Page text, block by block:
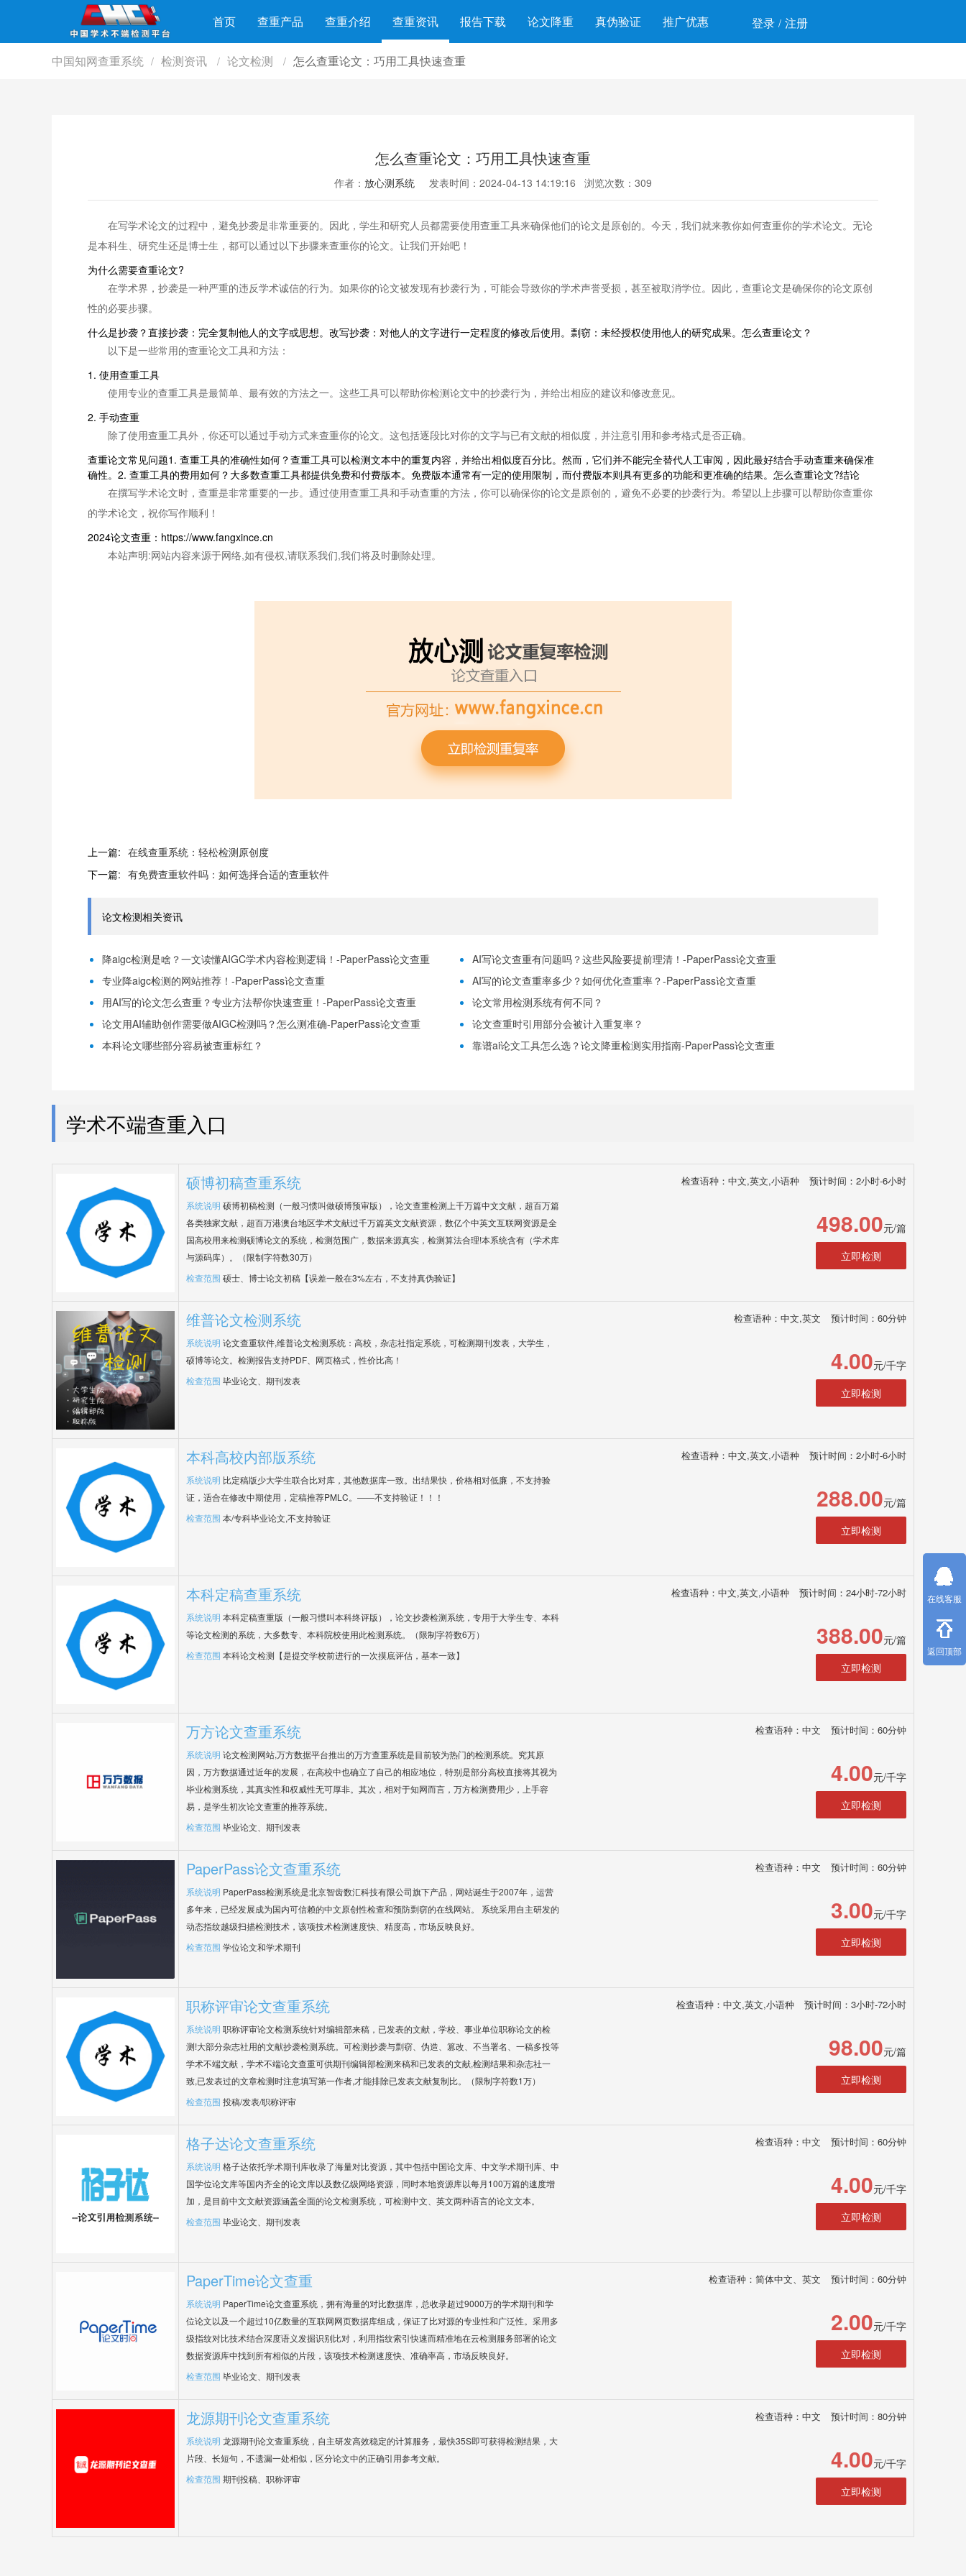
首页 查重产品 查重介绍 查重资讯 报告下载 论文降重 真伪验证 推广优惠 登录 / 注册
中国知网查重系统 / 检测资讯 / 论文检测 / 怎么查重论文：巧用工具快速查重
怎么查重论文：巧用工具快速查重
作者： 放心测系统 发表时间：2024-04-13 14:19:16 浏览次数：309
在写学术论文的过程中，避免抄袭是非常重要的。因此，学生和研究人员都需要使用查重工具来确保他们的论文是原创的。今天，我们就来教你如何查重你的学术论文。无论
是本科生、研究生还是博士生，都可以通过以下步骤来查重你的论文。让我们开始吧！
为什么需要查重论文?
在学术界，抄袭是一种严重的违反学术诚信的行为。如果你的论文被发现有抄袭行为，可能会导致你的学术声誉受损，甚至被取消学位。因此，查重论文是确保你的论文原创
性的必要步骤。
什么是抄袭？直接抄袭：完全复制他人的文字或思想。改写抄袭：对他人的文字进行一定程度的修改后使用。剽窃：未经授权使用他人的研究成果。怎么查重论文？
以下是一些常用的查重论文工具和方法：
1. 使用查重工具
使用专业的查重工具是最简单、最有效的方法之一。这些工具可以帮助你检测论文中的抄袭行为，并给出相应的建议和修改意见。
2. 手动查重
除了使用查重工具外，你还可以通过手动方式来查重你的论文。这包括逐段比对你的文字与已有文献的相似度，并注意引用和参考格式是否正确。
查重论文常见问题1. 查重工具的准确性如何？查重工具可以检测文本中的重复内容，并给出相似度百分比。然而，它们并不能完全替代人工审阅，因此最好结合手动查重来确保准
确性。2. 查重工具的费用如何？大多数查重工具都提供免费和付费版本。免费版本通常有一定的使用限制，而付费版本则具有更多的功能和更准确的结果。怎么查重论文?结论
在撰写学术论文时，查重是非常重要的一步。通过使用查重工具和手动查重的方法，你可以确保你的论文是原创的，避免不必要的抄袭行为。希望以上步骤可以帮助你查重你
的学术论文，祝你写作顺利！
2024论文查重：https://www.fangxince.cn
本站声明:网站内容来源于网络,如有侵权,请联系我们,我们将及时删除处理。
上一篇: 在线查重系统：轻松检测原创度
下一篇: 有免费查重软件吗：如何选择合适的查重软件
论文检测相关资讯
降aigc检测是啥？一文读懂AIGC学术内容检测逻辑！-PaperPass论文查重
AI写论文查重有问题吗？这些风险要提前理清！-PaperPass论文查重
专业降aigc检测的网站推荐！-PaperPass论文查重
AI写的论文查重率多少？如何优化查重率？-PaperPass论文查重
用AI写的论文怎么查重？专业方法帮你快速查重！-PaperPass论文查重
论文常用检测系统有何不同？
论文用AI辅助创作需要做AIGC检测吗？怎么测准确-PaperPass论文查重
论文查重时引用部分会被计入重复率？
本科论文哪些部分容易被查重标红？
靠谱ai论文工具怎么选？论文降重检测实用指南-PaperPass论文查重
学术不端查重入口
硕博初稿查重系统 检查语种：中文,英文,小语种 预计时间：2小时-6小时
系统说明 硕博初稿检测（一般习惯叫做硕博预审版），论文查重检测上千万篇中文文献，超百万篇
各类独家文献，超百万港澳台地区学术文献过千万篇英文文献资源，数亿个中英文互联网资源是全
国高校用来检测硕博论文的系统，检测范围广，数据来源真实，检测算法合理!本系统含有（学术库
与源码库）。（限制字符数30万）
检查范围 硕士、博士论文初稿【误差一般在3%左右，不支持真伪验证】
498.00元/篇
立即检测
维普论文检测系统 检查语种：中文,英文 预计时间：60分钟
系统说明 论文查重软件,维普论文检测系统：高校，杂志社指定系统，可检测期刊发表，大学生，
硕博等论文。检测报告支持PDF、网页格式，性价比高！
检查范围 毕业论文、期刊发表
4.00元/千字
立即检测
本科高校内部版系统 检查语种：中文,英文,小语种 预计时间：2小时-6小时
系统说明 比定稿版少大学生联合比对库，其他数据库一致。出结果快，价格相对低廉，不支持验
证，适合在修改中期使用，定稿推荐PMLC。——不支持验证！！！
检查范围 本/专科毕业论文,不支持验证
288.00元/篇
立即检测
本科定稿查重系统 检查语种：中文,英文,小语种 预计时间：24小时-72小时
系统说明 本科定稿查重版（一般习惯叫本科终评版），论文抄袭检测系统，专用于大学生专、本科
等论文检测的系统，大多数专、本科院校使用此检测系统。（限制字符数6万）
检查范围 本科论文检测【是提交学校前进行的一次摸底评估，基本一致】
388.00元/篇
立即检测
万方论文查重系统 检查语种：中文 预计时间：60分钟
系统说明 论文检测网站,万方数据平台推出的万方查重系统是目前较为热门的检测系统。究其原
因，万方数据通过近年的发展，在高校中也确立了自己的相应地位，特别是部分高校直接将其视为
毕业检测系统，其真实性和权威性无可厚非。其次，相对于知网而言，万方检测费用少，上手容
易，是学生初次论文查重的推荐系统。
检查范围 毕业论文、期刊发表
4.00元/千字
立即检测
PaperPass论文查重系统 检查语种：中文 预计时间：60分钟
系统说明 PaperPass检测系统是北京智齿数汇科技有限公司旗下产品，网站诞生于2007年，运营
多年来，已经发展成为国内可信赖的中文原创性检查和预防剽窃的在线网站。 系统采用自主研发的
动态指纹越级扫描检测技术，该项技术检测速度快、精度高，市场反映良好。
检查范围 学位论文和学术期刊
3.00元/千字
立即检测
职称评审论文查重系统 检查语种：中文,英文,小语种 预计时间：3小时-72小时
系统说明 职称评审论文检测系统针对编辑部来稿，已发表的文献，学校、事业单位职称论文的检
测!大部分杂志社用的文献抄袭检测系统。可检测抄袭与剽窃、伪造、篡改、不当署名、一稿多投等
学术不端文献，学术不端论文查重可供期刊编辑部检测来稿和已发表的文献,检测结果和杂志社一
致,已发表过的文章检测时注意填写第一作者,才能排除已发表文献复制比。（限制字符数1万）
检查范围 投稿/发表/职称评审
98.00元/篇
立即检测
格子达论文查重系统 检查语种：中文 预计时间：60分钟
系统说明 格子达依托学术期刊库收录了海量对比资源，其中包括中国论文库、中文学术期刊库、中
国学位论文库等国内齐全的论文库以及数亿级网络资源，同时本地资源库以每月100万篇的速度增
加，是目前中文文献资源涵盖全面的论文检测系统，可检测中文、英文两种语言的论文文本。
检查范围 毕业论文、期刊发表
4.00元/千字
立即检测
PaperTime论文查重 检查语种：简体中文、英文 预计时间：60分钟
系统说明 PaperTime论文查重系统，拥有海量的对比数据库，总收录超过9000万的学术期刊和学
位论文以及一个超过10亿数量的互联网网页数据库组成，保证了比对源的专业性和广泛性。采用多
级指纹对比技术结合深度语义发掘识别比对，利用指纹索引快速而精准地在云检测服务部署的论文
数据资源库中找到所有相似的片段，该项技术检测速度快、准确率高，市场反映良好。
检查范围 毕业论文、期刊发表
2.00元/千字
立即检测
龙源期刊论文查重系统 检查语种：中文 预计时间：80分钟
系统说明 龙源期刊论文查重系统，自主研发高效稳定的计算服务，最快35S即可获得检测结果，大
片段、长短句，不遗漏一处相似，区分论文中的正确引用参考文献。
检查范围 期刊投稿、职称评审
4.00元/千字
立即检测
在线客服
返回顶部